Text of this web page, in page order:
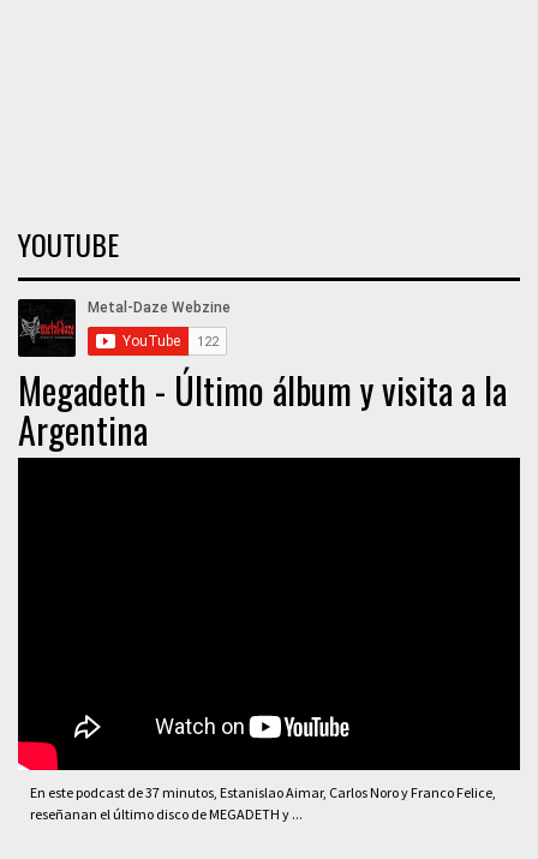
YOUTUBE
Megadeth - Último álbum y visita a la
Argentina
En este podcast de 37 minutos, Estanislao Aimar, Carlos Noro y Franco Felice,
reseñanan el último disco de MEGADETH y ...